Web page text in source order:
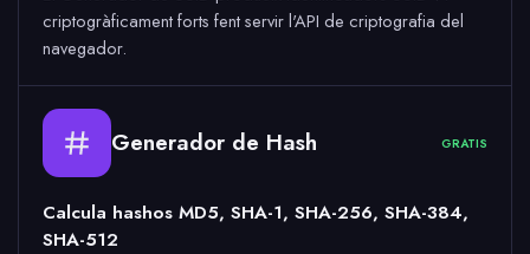
criptogràficament forts fent servir l'API de criptografia del
navegador.
Generador de Hash GRATIS
Calcula hashos MD5, SHA-1, SHA-256, SHA-384,
SHA-512